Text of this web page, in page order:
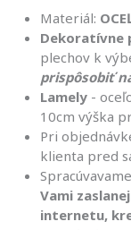
Materiál:
Dekoratívne
plechov k
prispôsobiť
Lamely -
10cm výška
Pri
klienta pred
Vami
internetu,